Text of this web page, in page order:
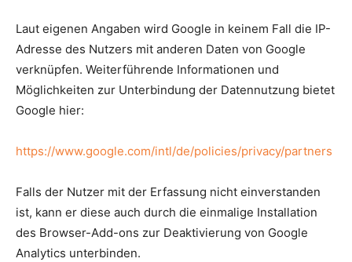
Laut eigenen Angaben wird Google in keinem Fall die IP-
Adresse des Nutzers mit anderen Daten von Google
verknüpfen. Weiterführende Informationen und
Möglichkeiten zur Unterbindung der Datennutzung bietet
Google hier:
https://www.google.com/intl/de/policies/privacy/partners
Falls der Nutzer mit der Erfassung nicht einverstanden
ist, kann er diese auch durch die einmalige Installation
des Browser-Add-ons zur Deaktivierung von Google
Analytics unterbinden.